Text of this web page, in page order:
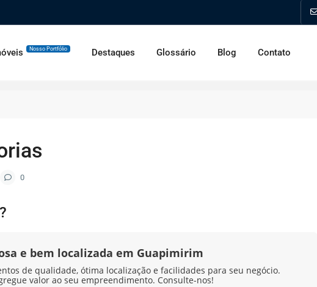
Nosso Portfólio Destaques Glossário Blog Contato
0
e bem localizada em Guapimirim
de qualidade, ótima localização e facilidades para seu negócio.
valor ao seu empreendimento. Consulte-nos!